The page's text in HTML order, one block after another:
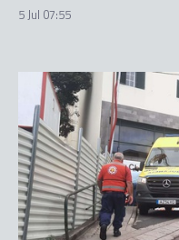
5 Jul 07:55